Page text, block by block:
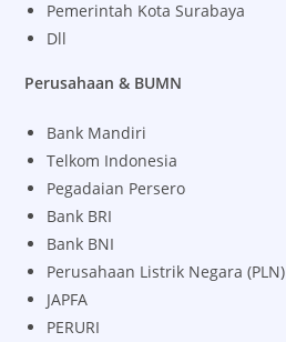
Pemerintah Kota Surabaya
Dll
Perusahaan & BUMN
Bank Mandiri
Telkom Indonesia
Pegadaian Persero
Bank BRI
Bank BNI
Perusahaan Listrik Negara (PLN)
JAPFA
PERURI